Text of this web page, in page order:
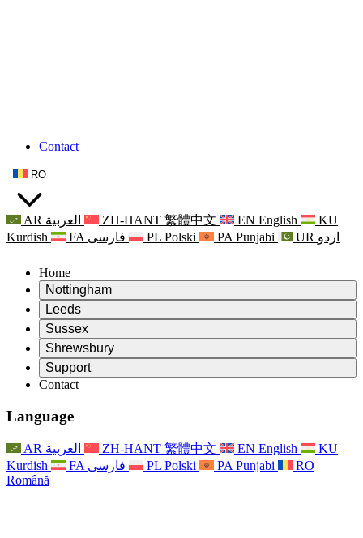
Contact
RO
AR العربية ZH-HANT 繁體中文 EN English
KU
Kurdish
FA فارسی PL Polski PA Punjabi UR اردو
Home
Nottingham
Review
Președintele revizuirii
Echipa independentă de evaluare
Termeni de referință
Raportul final al evaluării independente
Întrebări frecvente
Procesul de feedback al familiei
Buletine informative
Renunțare
Evenimente
Leeds
Review
Președintele revizuirii
Echipa independentă de evaluare
Termeni de referință
Contact
Sprijin psihologic pentru familii
Actualizări pentru familii
Evenimente
For Staff
Sprijin pentru personal
Vocile personalului
Sussex
Review
Președintele revizuirii
Echipa independentă de evaluare
Termeni de referință
For Families
Actualizări pentru familii
Evenimente
For Staff
Shrewsbury
Review
Termeni de referință pentru revizuirea maternității
Raportul final al evaluării independente
Primul raport al evaluării independente
For Families
Actualizări
Support
Leeds
Nottingham
Serviciul de asistență psihologică familială
Sprijin în caz de criză în domeniul sănătății mintale
Servicii regionale Nottingham
National
Sepsis Charities
Contact
Language
AR العربية ZH-HANT 繁體中文 EN English
KU
Kurdish
FA فارسی PL Polski PA Punjabi
RO
Română